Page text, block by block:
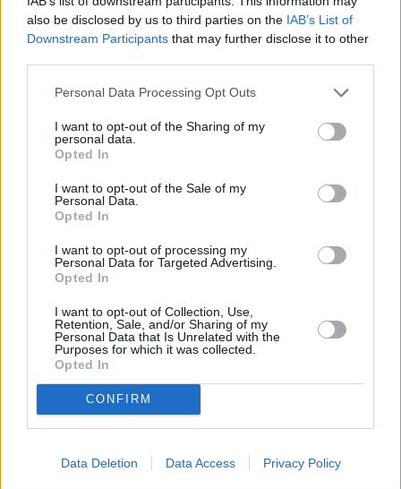
also be disclosed by us to third parties on the IAB’s List of
Downstream Participants that may further disclose it to other
Personal Data Processing Opt Outs
I want to opt-out of the Sharing of my
personal data.
Opted In
I want to opt-out of the Sale of my
Personal Data.
Opted In
I want to opt-out of processing my
Personal Data for Targeted Advertising.
Opted In
I want to opt-out of Collection, Use,
Retention, Sale, and/or Sharing of my
Personal Data that Is Unrelated with the
Purposes for which it was collected.
Opted In
CONFIRM
Data Deletion Data Access Privacy Policy